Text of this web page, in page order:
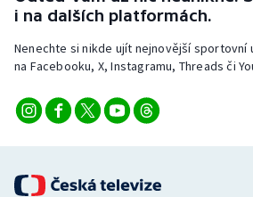
i na dalších platformách.
Nenechte si nikde ujít nejnovější sportovní
na Facebooku, X, Instagramu, Threads či